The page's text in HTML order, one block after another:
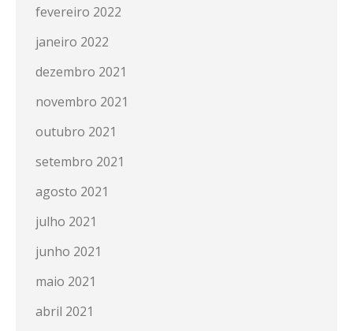
fevereiro 2022
janeiro 2022
dezembro 2021
novembro 2021
outubro 2021
setembro 2021
agosto 2021
julho 2021
junho 2021
maio 2021
abril 2021